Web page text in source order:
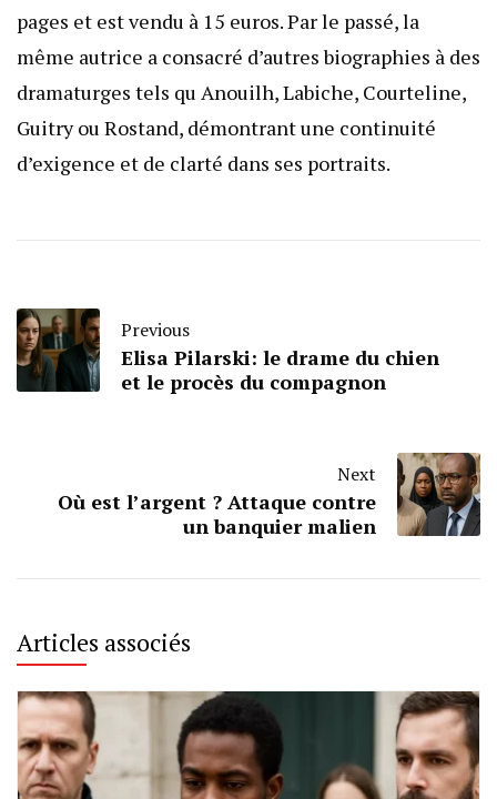
pages et est vendu à 15 euros. Par le passé, la
même autrice a consacré d’autres biographies à des
dramaturges tels qu Anouilh, Labiche, Courteline,
Guitry ou Rostand, démontrant une continuité
d’exigence et de clarté dans ses portraits.
Previous
Elisa Pilarski: le drame du chien
et le procès du compagnon
Next
Où est l’argent ? Attaque contre
un banquier malien
Articles associés